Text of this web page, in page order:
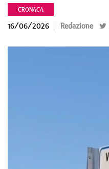
CRONACA
16/06/2026 Redazione